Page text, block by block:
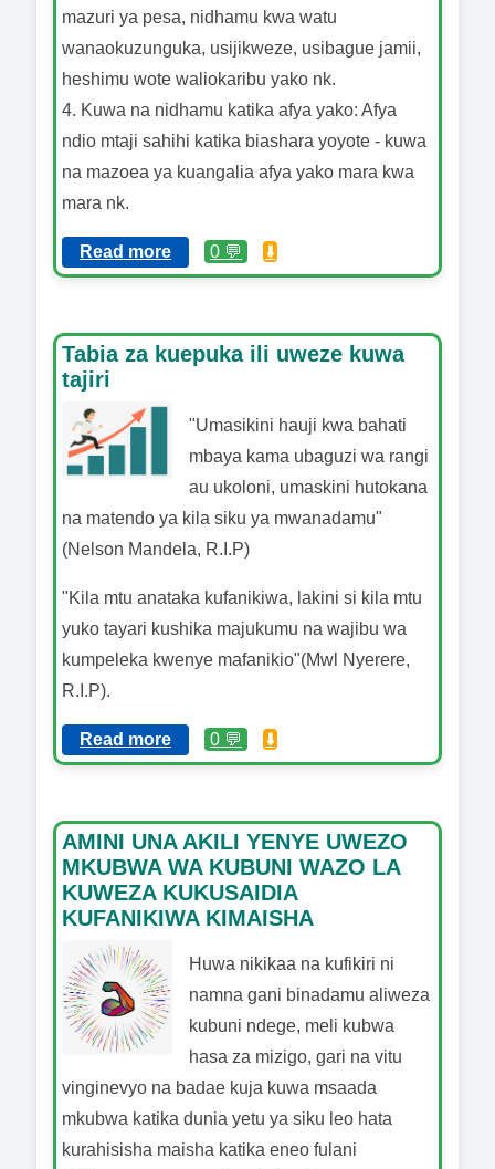
mazuri ya pesa, nidhamu kwa watu
wanaokuzunguka, usijikweze, usibague jamii,
heshimu wote waliokaribu yako nk.
4. Kuwa na nidhamu katika afya yako: Afya
ndio mtaji sahihi katika biashara yoyote - kuwa
na mazoea ya kuangalia afya yako mara kwa
mara nk.
Read more 0 💬 ⬇️
Tabia za kuepuka ili uweze kuwa
tajiri
"Umasikini hauji kwa bahati
mbaya kama ubaguzi wa rangi
au ukoloni, umaskini hutokana
na matendo ya kila siku ya mwanadamu"
(Nelson Mandela, R.I.P)
"Kila mtu anataka kufanikiwa, lakini si kila mtu
yuko tayari kushika majukumu na wajibu wa
kumpeleka kwenye mafanikio"(Mwl Nyerere,
R.I.P).
Read more 0 💬 ⬇️
AMINI UNA AKILI YENYE UWEZO
MKUBWA WA KUBUNI WAZO LA
KUWEZA KUKUSAIDIA
KUFANIKIWA KIMAISHA
Huwa nikikaa na kufikiri ni
namna gani binadamu aliweza
kubuni ndege, meli kubwa
hasa za mizigo, gari na vitu
vinginevyo na badae kuja kuwa msaada
mkubwa katika dunia yetu ya siku leo hata
kurahisisha maisha katika eneo fulani